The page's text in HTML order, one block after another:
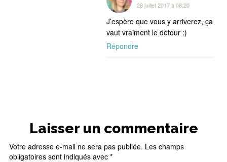
28 juillet 2017 à 08:20
J’espère que vous y arriverez, ça
vaut vraiment le détour :)
Répondre
Laisser un commentaire
Votre adresse e-mail ne sera pas publiée. Les champs
obligatoires sont indiqués avec *